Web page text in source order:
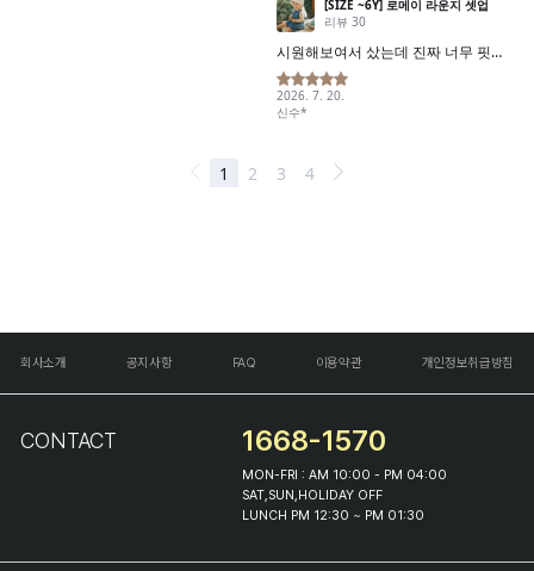
회사소개 공지사항 FAQ 이용약관 개인정보취급방침
CONTACT 1668-1570
MON-FRI : AM 10:00 - PM 04:00
SAT,SUN,HOLIDAY OFF
LUNCH PM 12:30 ~ PM 01:30